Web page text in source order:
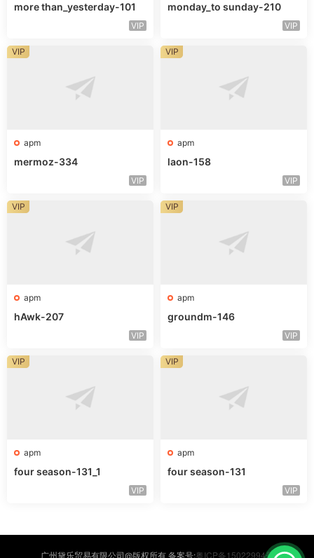
more than_yesterday-101
VIP
monday_to sunday-210
VIP
apm
mermoz-334
VIP
VIP
apm
laon-158
VIP
VIP
apm
hAwk-207
VIP
VIP
apm
groundm-146
VIP
VIP
apm
four season-131_1
VIP
VIP
apm
four season-131
VIP
VIP
广州黛乐贸易有限公司@版权所有 备案号:粤ICP备15022994号